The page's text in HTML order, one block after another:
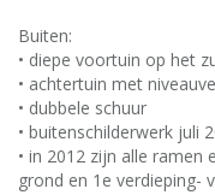
Buiten:
• diepe voortuin op het
• achtertuin met
• dubbele schuur
• buitenschilderwerk juli
• in 2012 zijn alle ramen
grond en 1e verdieping-